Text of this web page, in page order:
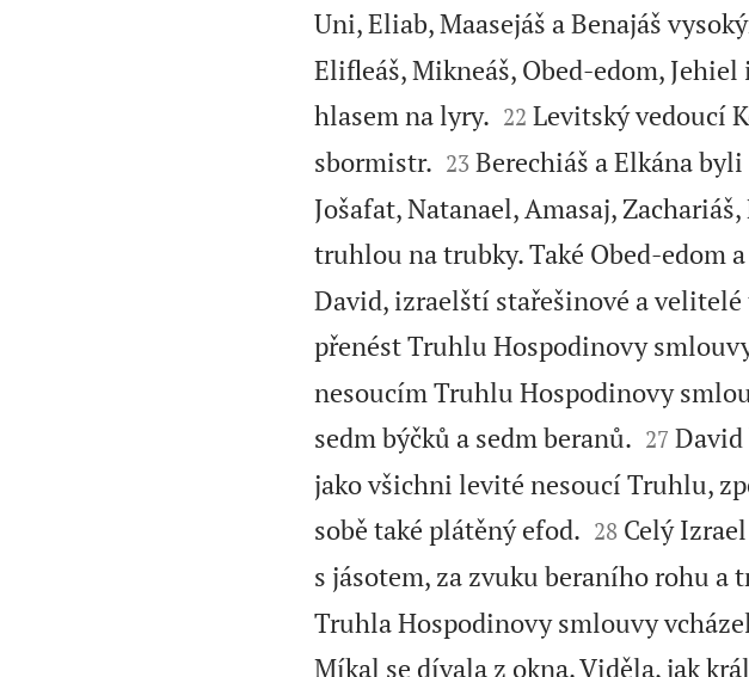
Uni, Eliab, Maasejáš a Benajáš
Elifleáš, Mikneáš, Obed-edom,
hlasem na lyry.
22 Levitský vedoucí
sbormistr.
23 Berechiáš a Elkána
Jošafat, Natanael, Amasaj,
truhlou na trubky. Také Obed-edom
David, izraelští stařešinové a
přenést Truhlu Hospodinovy
nesoucím Truhlu Hospodinovy
sedm býčků a sedm beranů.
27
jako všichni levité nesoucí Truhlu,
sobě také plátěný efod.
28 Celý
s jásotem, za zvuku beraního rohu a
Truhla Hospodinovy smlouvy
Míkal se dívala z okna. Viděla, jak